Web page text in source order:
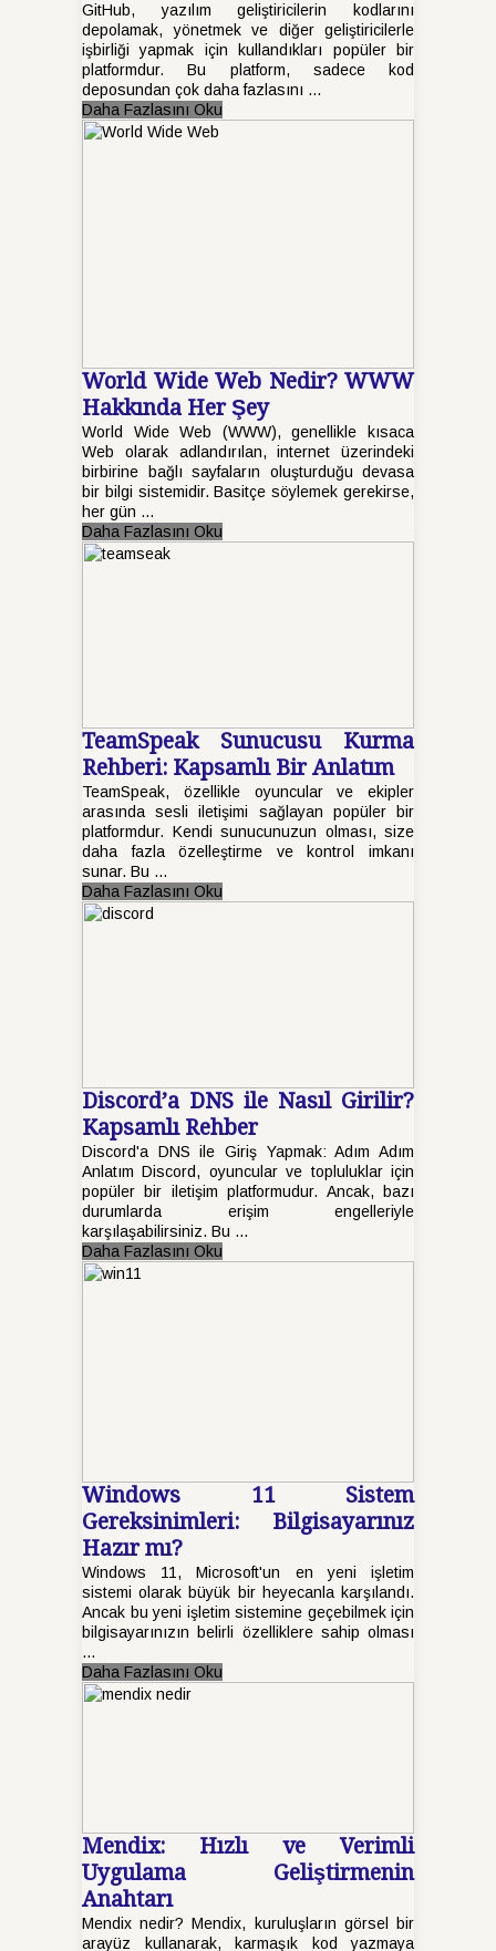
GitHub, yazılım geliştiricilerin kodlarını
depolamak, yönetmek ve diğer geliştiricilerle
işbirliği yapmak için kullandıkları popüler bir
platformdur. Bu platform, sadece kod
deposundan çok daha fazlasını ...
Daha Fazlasını Oku
World Wide Web Nedir? WWW
Hakkında Her Şey
World Wide Web (WWW), genellikle kısaca
Web olarak adlandırılan, internet üzerindeki
birbirine bağlı sayfaların oluşturduğu devasa
bir bilgi sistemidir. Basitçe söylemek gerekirse,
her gün ...
Daha Fazlasını Oku
TeamSpeak Sunucusu Kurma
Rehberi: Kapsamlı Bir Anlatım
TeamSpeak, özellikle oyuncular ve ekipler
arasında sesli iletişimi sağlayan popüler bir
platformdur. Kendi sunucunuzun olması, size
daha fazla özelleştirme ve kontrol imkanı
sunar. Bu ...
Daha Fazlasını Oku
Discord’a DNS ile Nasıl Girilir?
Kapsamlı Rehber
Discord'a DNS ile Giriş Yapmak: Adım Adım
Anlatım Discord, oyuncular ve topluluklar için
popüler bir iletişim platformudur. Ancak, bazı
durumlarda erişim engelleriyle
karşılaşabilirsiniz. Bu ...
Daha Fazlasını Oku
Windows 11 Sistem
Gereksinimleri: Bilgisayarınız
Hazır mı?
Windows 11, Microsoft'un en yeni işletim
sistemi olarak büyük bir heyecanla karşılandı.
Ancak bu yeni işletim sistemine geçebilmek için
bilgisayarınızın belirli özelliklere sahip olması
...
Daha Fazlasını Oku
Mendix: Hızlı ve Verimli
Uygulama Geliştirmenin
Anahtarı
Mendix nedir? Mendix, kuruluşların görsel bir
arayüz kullanarak, karmaşık kod yazmaya